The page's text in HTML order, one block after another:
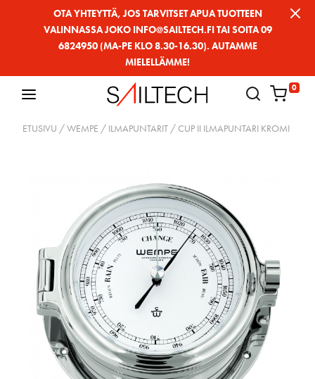
OTA YHTEYTTÄ, JOS TARVITSET APUA TUOTTEEN
VALINNASSA JOKO INFO@SAILTECH.FI TAI SOITA 09
6824950 (MA-PE KLO 8.30-16.30). AUTAMME
MIELELLÄMME!
0
ETUSIVU /WEMPE / ILMAPUNTARIT / CUP II ILMAPUNTARI KROMI